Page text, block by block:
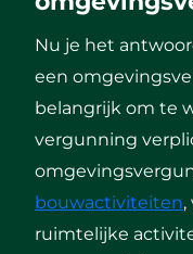
Nu je het
een
belangrijk om te
vergunning
bouwactiviteiten,
ruimtelijke